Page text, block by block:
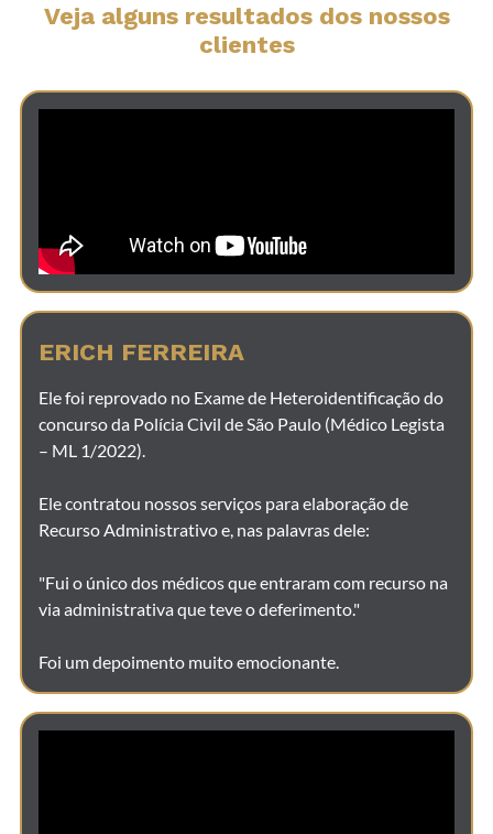
Veja alguns resultados dos nossos
clientes
ERICH FERREIRA
Ele foi reprovado no Exame de Heteroidentificação do
concurso da Polícia Civil de São Paulo (Médico Legista
– ML 1/2022).
Ele contratou nossos serviços para elaboração de
Recurso Administrativo e, nas palavras dele:
"Fui o único dos médicos que entraram com recurso na
via administrativa que teve o deferimento."
Foi um depoimento muito emocionante.